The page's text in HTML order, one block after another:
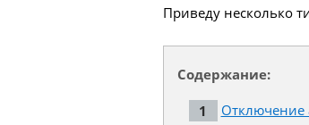
Приведу несколько
Содержание:
Отключение